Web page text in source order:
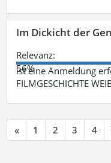
Im Dickicht der
Relevanz:
56%
ist eine Anmeldung
FILMGESCHICHTE
« 1 2 3 4